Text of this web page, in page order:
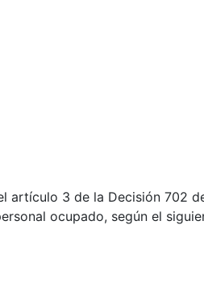
artículo 3 de la Decisión 702
ocupado, según el